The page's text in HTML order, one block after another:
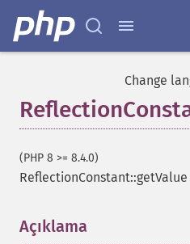
Change
(PHP 8 >= 8.4.0)
ReflectionConstant::getValue
Açıklama